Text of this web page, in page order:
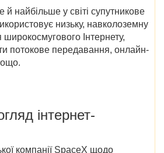
найбільше у світі супутникове
низьку, навколоземну
Інтернету,
потокове передавання, онлайн-
інтернет-
компанії SpaceX щодо